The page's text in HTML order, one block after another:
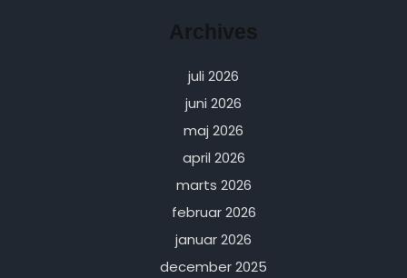
Archives
juli 2026
juni 2026
maj 2026
april 2026
marts 2026
februar 2026
januar 2026
december 2025